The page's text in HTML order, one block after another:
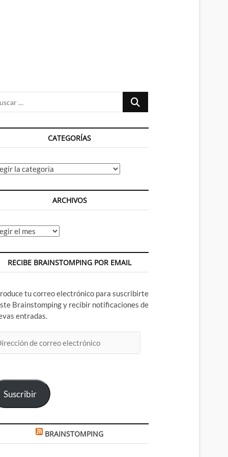
Buscar
CATEGORÍAS
ARCHIVOS
RECIBE BRAINSTOMPING POR EMAIL
tu correo electrónico para suscribirte
Brainstomping y recibir notificaciones de
entradas.
Suscribir
BRAINSTOMPING